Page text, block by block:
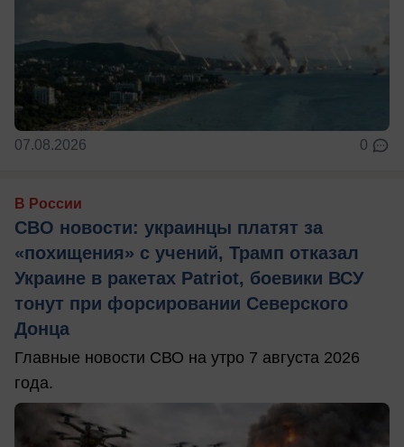
07.08.2026 0
В России
СВО новости: украинцы платят за
«похищения» с учений, Трамп отказал
Украине в ракетах Patriot, боевики ВСУ
тонут при форсировании Северского
Донца
Главные новости СВО на утро 7 августа 2026
года.